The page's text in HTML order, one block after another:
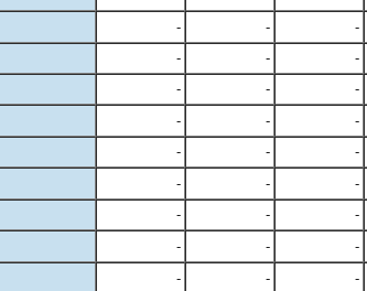
- - -
- - -
- - -
- - -
- - -
- - -
- - -
- - -
- - -